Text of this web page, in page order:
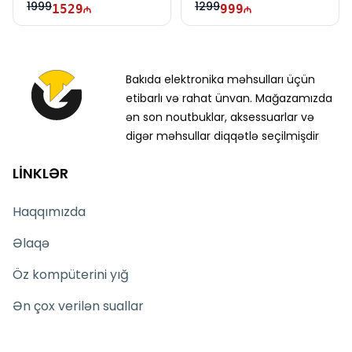
19991529 1299999
Bakıda elektronika məhsulları üçün
etibarlı və rahat ünvan. Mağazamızda
ən son noutbuklar, aksessuarlar və
digər məhsullar diqqətlə seçilmişdir
LİNKLƏR
Haqqımızda
Əlaqə
Öz kompüterini yığ
Ən çox verilən suallar